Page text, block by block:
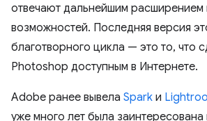
отвечают дальнейшим расширением
возможностей. Последняя версия
благотворного цикла — это то, что
Photoshop доступным в Интернете.
Adobe ранее вывела Spark и
уже много лет была заинтересована